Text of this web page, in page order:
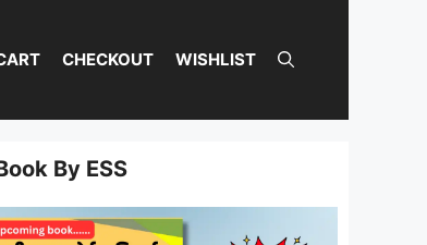
CHECKOUT WISHLIST
By ESS